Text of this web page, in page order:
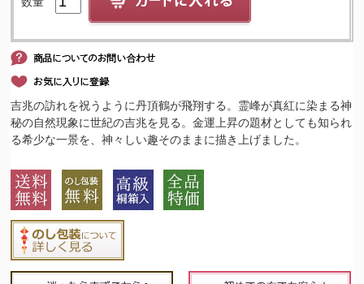
吉兆の訪れを祝うように丹頂鶴が飛翔する。霊峰が真紅に染まる神
秘の自然現象に世紀の吉兆を見る。金運上昇の題材としても知られ
る希少な一景を、神々しい趣そのままに描き上げました。